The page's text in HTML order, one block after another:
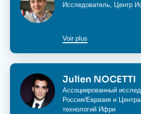
Исследователь, Центр
Voir plus
ИзображениеJulien NOCETTI
Ассоциированный
Россия/Евразия и
технологий Ифри